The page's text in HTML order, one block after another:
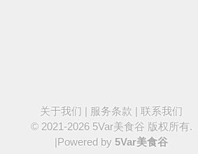
关于我们 | 服务条款 | 联系我们
© 2021-2026 5Var美食谷 版权所有.
|Powered by 5Var美食谷